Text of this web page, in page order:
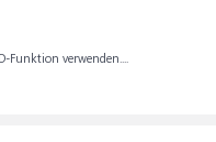
Funktion verwenden....